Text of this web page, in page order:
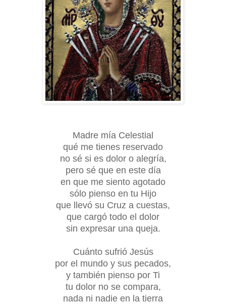
Madre mía Celestial
qué me tienes reservado
no sé si es dolor o alegría,
pero sé que en este día
en que me siento agotado
sólo pienso en tu Hijo
que llevó su Cruz a cuestas,
que cargó todo el dolor
sin expresar una queja.
Cuánto sufrió Jesús
por el mundo y sus pecados,
y también pienso por Ti
tu dolor no se compara,
nada ni nadie en la tierra